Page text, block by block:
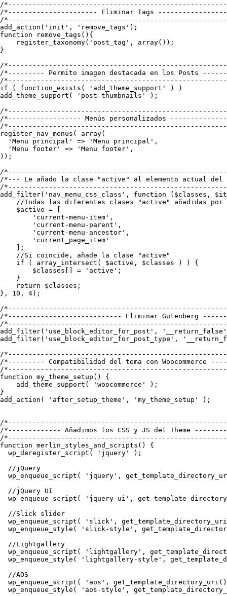
/
/*---------------------- Eliminar Tags
/
add_action('init', 'remove_tags');
function remove_tags(){
    register_taxonomy('post_tag', array());
}
/
/*--------- Permito imagen destacada en los Posts
/
if ( function_exists( 'add_theme_support' ) )
add_theme_support( 'post-thumbnails' );
/
/*------------------ Menús personalizados
/
register_nav_menus( array(
  'Menu principal' => 'Menu principal',
  'Menu footer' => 'Menu footer',
));
/
/*--- Le añado la clase "active" al elemento actual del
/
add_filter('nav_menu_css_class', function ($classes,
//Todas las diferentes clases "active" añadidas por
    $active = [
        'current-menu-item',
        'current-menu-parent',
        'current-menu-ancestor',
        'current_page_item'
    ];
    //Si coincide, añade la clase "active"
    if ( array_intersect( $active, $classes ) ) {
        $classes[] = 'active';
    }
    return $classes;
}, 10, 4);
/
/*---------------------------- Eliminar Gutenberg
/
add_filter('use_block_editor_for_post',
add_filter('use_block_editor_for_post_type',
/
/*--------- Compatibilidad del tema con Woocommerce
/
function my_theme_setup() {
    add_theme_support( 'woocommerce' );
}
add_action( 'after_setup_theme', 'my_theme_setup' );
/
/*------------- Añadimos los CSS y JS del Theme
/
function merlin_styles_and_scripts() {
  wp_deregister_script( 'jquery' );
  //jQuery
wp_enqueue_script( 'jquery',
  //jQuery UI
wp_enqueue_script( 'jquery-ui',
  //Slick slider
wp_enqueue_script( 'slick',
wp_enqueue_style( 'slick-style',
  //Lightgallery
wp_enqueue_script( 'lightgallery',
wp_enqueue_style( 'lightgallery-style',
  //AOS
wp_enqueue_script( 'aos',
wp_enqueue_style( 'aos-style',